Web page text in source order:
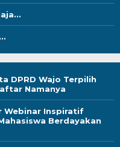
DPRD Wajo Terpilih
Namanya
Webinar Inspiratif
Berdayakan